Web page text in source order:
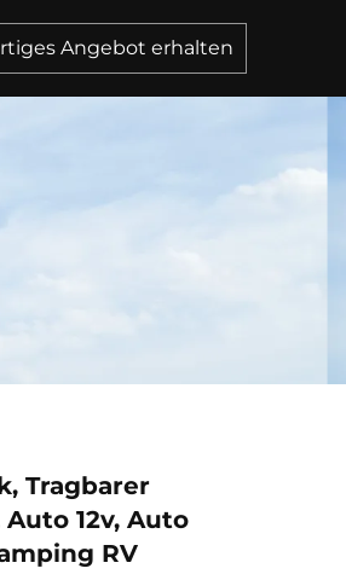
Angebot erhalten
Tragbarer
12v, Auto
RV